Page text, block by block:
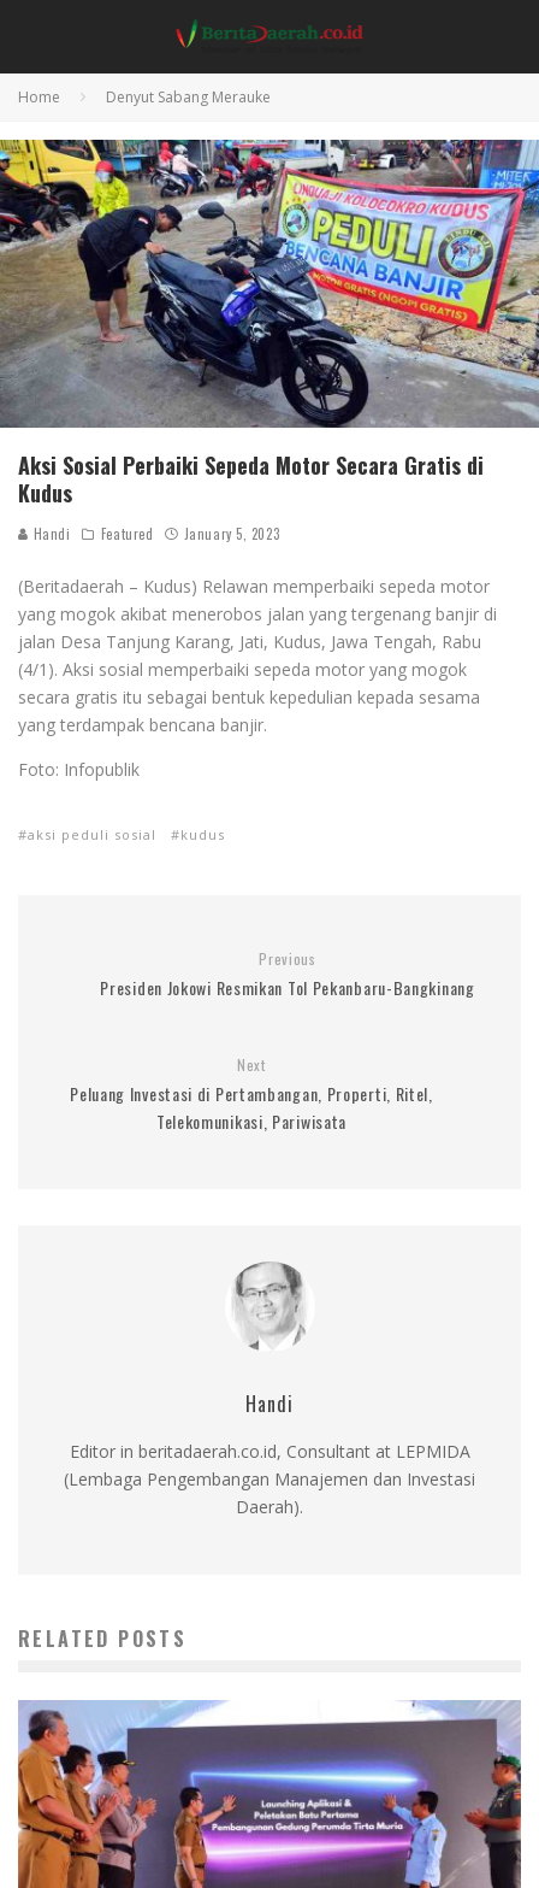
Home Denyut Sabang Merauke
Aksi Sosial Perbaiki Sepeda Motor Secara Gratis di
Kudus
Handi Featured January 5, 2023
(Beritadaerah – Kudus) Relawan memperbaiki sepeda motor
yang mogok akibat menerobos jalan yang tergenang banjir di
jalan Desa Tanjung Karang, Jati, Kudus, Jawa Tengah, Rabu
(4/1). Aksi sosial memperbaiki sepeda motor yang mogok
secara gratis itu sebagai bentuk kepedulian kepada sesama
yang terdampak bencana banjir.
Foto: Infopublik
aksi peduli sosial kudus
Previous
Presiden Jokowi Resmikan Tol Pekanbaru-Bangkinang
Next
Peluang Investasi di Pertambangan, Properti, Ritel,
Telekomunikasi, Pariwisata
Handi
Editor in beritadaerah.co.id, Consultant at LEPMIDA
(Lembaga Pengembangan Manajemen dan Investasi
Daerah).
RELATED POSTS